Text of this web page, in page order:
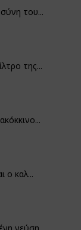
του...
της...
ο καλ...
γεύση...